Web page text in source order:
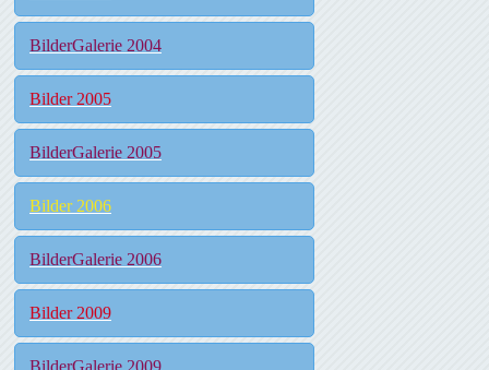
BilderGalerie 2004
Bilder 2005
BilderGalerie 2005
Bilder 2006
BilderGalerie 2006
Bilder 2009
BilderGalerie 2009